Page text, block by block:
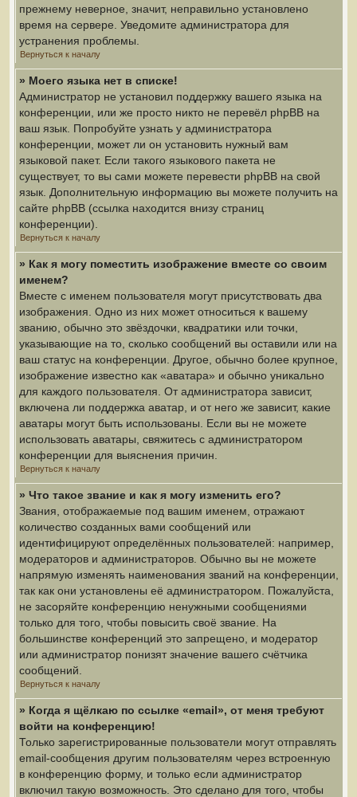
прежнему неверное, значит, неправильно установлено
время на сервере. Уведомите администратора для
устранения проблемы.
Вернуться к началу
» Моего языка нет в списке!
Администратор не установил поддержку вашего языка на
конференции, или же просто никто не перевёл phpBB на
ваш язык. Попробуйте узнать у администратора
конференции, может ли он установить нужный вам
языковой пакет. Если такого языкового пакета не
существует, то вы сами можете перевести phpBB на свой
язык. Дополнительную информацию вы можете получить на
сайте phpBB (ссылка находится внизу страниц
конференции).
Вернуться к началу
» Как я могу поместить изображение вместе со своим
именем?
Вместе с именем пользователя могут присутствовать два
изображения. Одно из них может относиться к вашему
званию, обычно это звёздочки, квадратики или точки,
указывающие на то, сколько сообщений вы оставили или на
ваш статус на конференции. Другое, обычно более крупное,
изображение известно как «аватара» и обычно уникально
для каждого пользователя. От администратора зависит,
включена ли поддержка аватар, и от него же зависит, какие
аватары могут быть использованы. Если вы не можете
использовать аватары, свяжитесь с администратором
конференции для выяснения причин.
Вернуться к началу
» Что такое звание и как я могу изменить его?
Звания, отображаемые под вашим именем, отражают
количество созданных вами сообщений или
идентифицируют определённых пользователей: например,
модераторов и администраторов. Обычно вы не можете
напрямую изменять наименования званий на конференции,
так как они установлены её администратором. Пожалуйста,
не засоряйте конференцию ненужными сообщениями
только для того, чтобы повысить своё звание. На
большинстве конференций это запрещено, и модератор
или администратор понизят значение вашего счётчика
сообщений.
Вернуться к началу
» Когда я щёлкаю по ссылке «email», от меня требуют
войти на конференцию!
Только зарегистрированные пользователи могут отправлять
email-сообщения другим пользователям через встроенную
в конференцию форму, и только если администратор
включил такую возможность. Это сделано для того, чтобы